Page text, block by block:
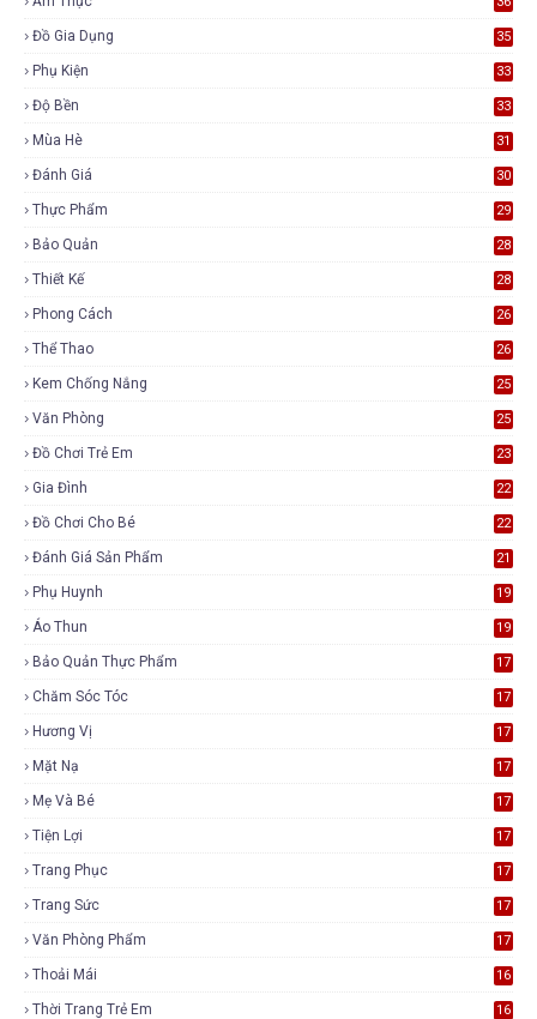
Đồ Gia Dụng 35
Phụ Kiện 33
Độ Bền 33
Mùa Hè 31
Đánh Giá 30
Thực Phẩm 29
Bảo Quản 28
Thiết Kế 28
Phong Cách 26
Thể Thao 26
Kem Chống Nắng 25
Văn Phòng 25
Đồ Chơi Trẻ Em 23
Gia Đình 22
Đồ Chơi Cho Bé 22
Đánh Giá Sản Phẩm 21
Phụ Huynh 19
Áo Thun 19
Bảo Quản Thực Phẩm 17
Chăm Sóc Tóc 17
Hương Vị 17
Mặt Nạ 17
Mẹ Và Bé 17
Tiện Lợi 17
Trang Phục 17
Trang Sức 17
Văn Phòng Phẩm 17
Thoải Mái 16
Thời Trang Trẻ Em 16